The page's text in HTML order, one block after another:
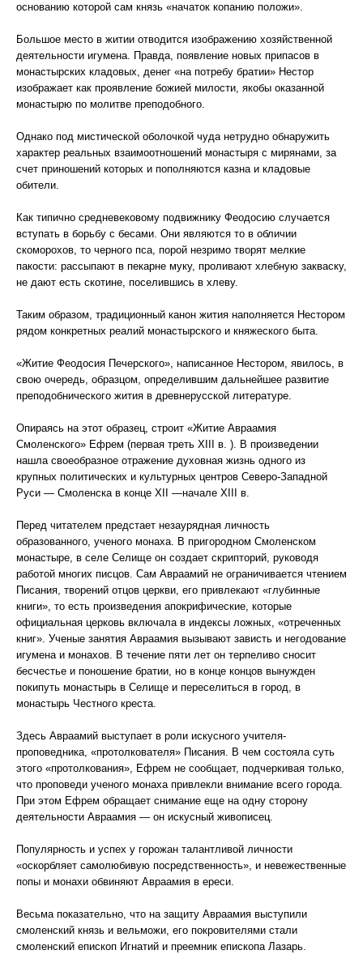
основанию которой сам князь «начаток копанию положи».
Большое место в житии отводится изображению хозяйственной
деятельности игумена. Правда, появление новых припасов в
монастырских кладовых, денег «на потребу братии» Нестор
изображает как проявление божией милости, якобы оказанной
монастырю по молитве преподобного.
Однако под мистической оболочкой чуда нетрудно обнаружить
характер реальных взаимоотношений монастыря с мирянами, за
счет приношений которых и пополняются казна и кладовые
обители.
Как типично средневековому подвижнику Феодосию случается
вступать в борьбу с бесами. Они являются то в обличии
скоморохов, то черного пса, порой незримо творят мелкие
пакости: рассыпают в пекарне муку, проливают хлебную закваску,
не дают есть скотине, поселившись в хлеву.
Таким образом, традиционный канон жития наполняется Нестором
рядом конкретных реалий монастырского и княжеского быта.
«Житие Феодосия Печерского», написанное Нестором, явилось, в
свою очередь, образцом, определившим дальнейшее развитие
преподобнического жития в древнерусской литературе.
Опираясь на этот образец, строит «Житие Авраамия
Смоленского» Ефрем (первая треть XIII в. ). В произведении
нашла своеобразное отражение духовная жизнь одного из
крупных политических и культурных центров Северо-Западной
Руси — Смоленска в конце XII —начале XIII в.
Перед читателем предстает незаурядная личность
образованного, ученого монаха. В пригородном Смоленском
монастыре, в селе Селище он создает скрипторий, руководя
работой многих писцов. Сам Авраамий не ограничивается чтением
Писания, творений отцов церкви, его привлекают «глубинные
книги», то есть произведения апокрифические, которые
официальная церковь включала в индексы ложных, «отреченных
книг». Ученые занятия Авраамия вызывают зависть и негодование
игумена и монахов. В течение пяти лет он терпеливо сносит
бесчестье и поношение братии, но в конце концов вынужден
покипуть монастырь в Селище и переселиться в город, в
монастырь Честного креста.
Здесь Авраамий выступает в роли искусного учителя-
проповедника, «протолкователя» Писания. В чем состояла суть
этого «протолкования», Ефрем не сообщает, подчеркивая только,
что проповеди ученого монаха привлекли внимание всего города.
При этом Ефрем обращает снимание еще на одну сторону
деятельности Авраамия — он искусный живописец.
Популярность и успех у горожан талантливой личности
«оскорбляет самолюбивую посредственность», и невежественные
попы и монахи обвиняют Авраамия в ереси.
Весьма показательно, что на защиту Авраамия выступили
смоленский князь и вельможи, его покровителями стали
смоленский епископ Игнатий и преемник епископа Лазарь.